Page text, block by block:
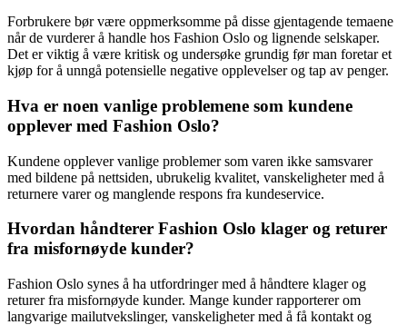
Forbrukere bør være oppmerksomme på disse gjentagende temaene
når de vurderer å handle hos Fashion Oslo og lignende selskaper.
Det er viktig å være kritisk og undersøke grundig før man foretar et
kjøp for å unngå potensielle negative opplevelser og tap av penger.
Hva er noen vanlige problemene som kundene
opplever med Fashion Oslo?
Kundene opplever vanlige problemer som varen ikke samsvarer
med bildene på nettsiden, ubrukelig kvalitet, vanskeligheter med å
returnere varer og manglende respons fra kundeservice.
Hvordan håndterer Fashion Oslo klager og returer
fra misfornøyde kunder?
Fashion Oslo synes å ha utfordringer med å håndtere klager og
returer fra misfornøyde kunder. Mange kunder rapporterer om
langvarige mailutvekslinger, vanskeligheter med å få kontakt og